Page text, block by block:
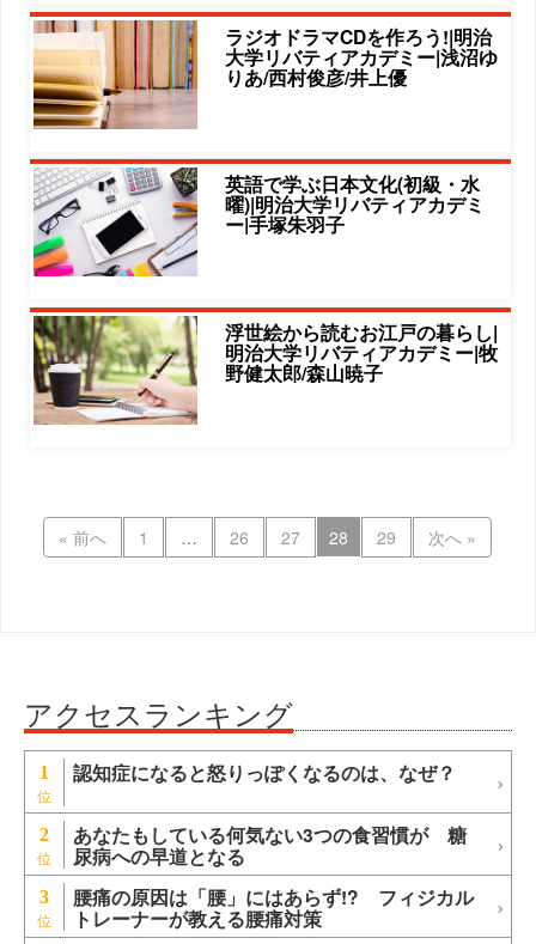
ラジオドラマCDを作ろう!|明治
大学リバティアカデミー|浅沼ゆ
りあ/西村俊彦/井上優
英語で学ぶ日本文化(初級・水
曜)|明治大学リバティアカデミ
ー|手塚朱羽子
浮世絵から読むお江戸の暮らし|
明治大学リバティアカデミー|牧
野健太郎/森山暁子
« 前へ 1 … 26 27 28 29 次へ »
アクセスランキング
1 認知症になると怒りっぽくなるのは、なぜ？
2 あなたもしている何気ない3つの食習慣が 糖
尿病への早道となる
3 腰痛の原因は「腰」にはあらず!? フィジカル
トレーナーが教える腰痛対策